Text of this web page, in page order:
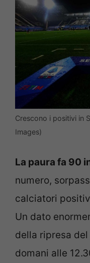
Crescono i positivi in
Images)
La paura fa 90
numero,
calciatori
Un dato
della ripresa
domani alle